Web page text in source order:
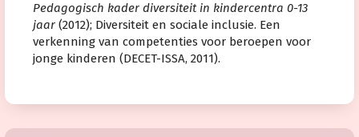
Pedagogisch kader diversiteit in kindercentra 0-13
jaar (2012); Diversiteit en sociale inclusie. Een
verkenning van competenties voor beroepen voor
jonge kinderen (DECET-ISSA, 2011).